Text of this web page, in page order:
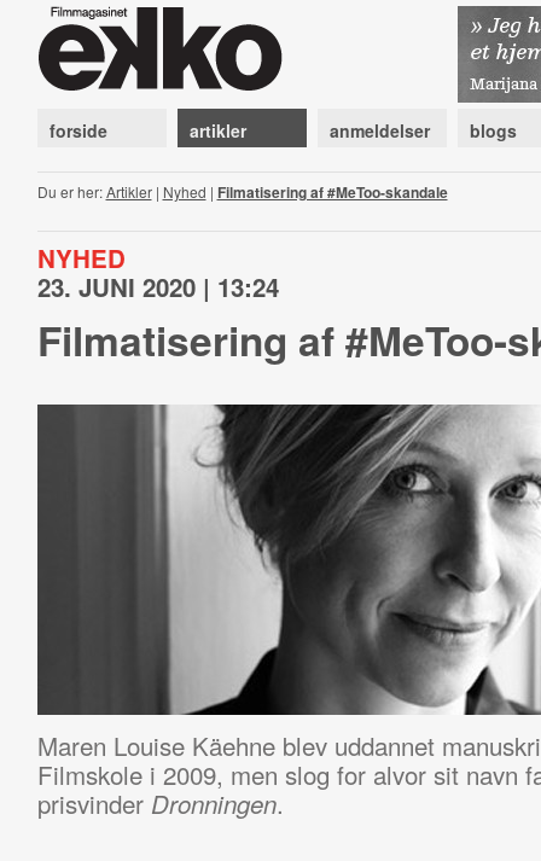
forside artikler anmeldelser blogs
Du er her:Artikler| Nyhed | Filmatisering af #MeToo-skandale
NYHED
23. JUNI 2020 | 13:24
Filmatisering af #MeToo-
Maren Louise Käehne blev uddannet
Filmskole i 2009, men slog for alvor sit navn
prisvinder Dronningen.